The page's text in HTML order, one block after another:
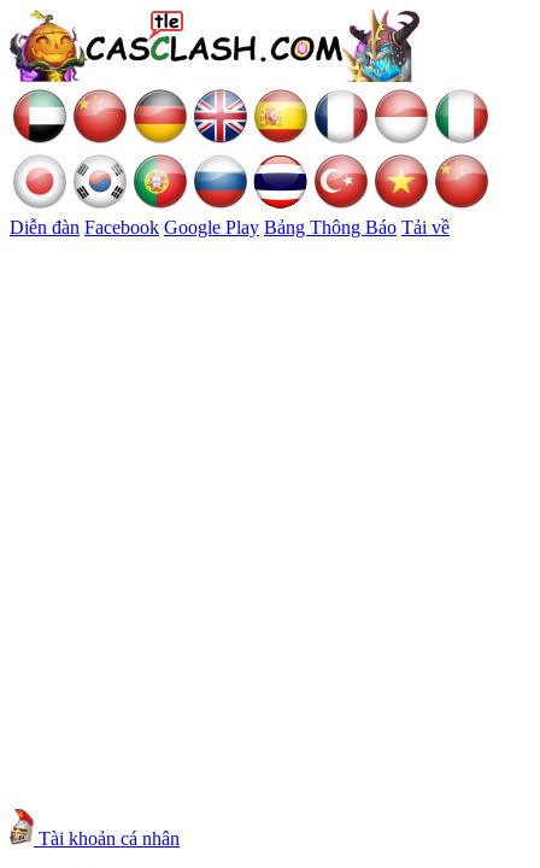
Diễn đàn Facebook Google Play Bảng Thông Báo Tải về
Tài khoản cá nhân